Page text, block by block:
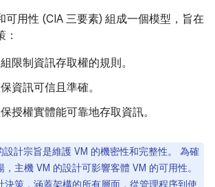
可用性 (CIA 三要素) 組成一個模型，旨在
限制資訊存取權的規則。
資訊可信且準確。
授權實體能可靠地存取資訊。
設計宗旨是維護 VM 的機密性和完整性。 為確
主機 VM 的設計可影響客體 VM 的可用性。
決策，涵蓋架構的所有層面，從管理程序到使